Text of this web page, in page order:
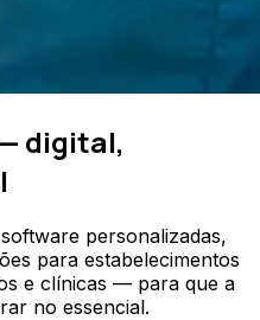
digital,
personalizadas,
para estabelecimentos
e clínicas — para que a
no essencial.